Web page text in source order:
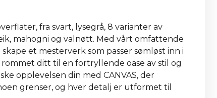
fra svart, lysegrå, 8 varianter av
mahogni og valnøtt. Med vårt omfattende
et mesterverk som passer sømløst inn i
ditt til en fortryllende oase av stil og
opplevelsen din med CANVAS, der
grenser, og hver detalj er utformet til